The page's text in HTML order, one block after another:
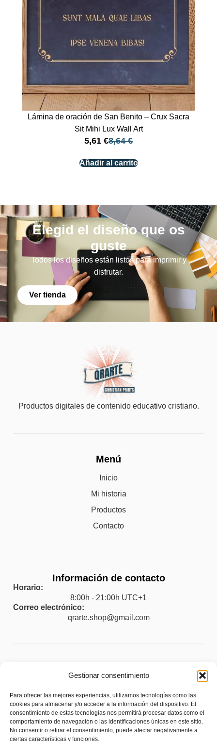
Gestionar consentimiento
Para ofrecer las mejores experiencias, utilizamos tecnologías como las
cookies para almacenar y/o acceder a la información del dispositivo. El
consentimiento de estas tecnologías nos permitirá procesar datos como el
comportamiento de navegación o las identificaciones únicas en este sitio.
No consentir o retirar el consentimiento, puede afectar negativamente a
ciertas características y funciones.
Lámina de oración de San Benito – Crux Sacra
Sit Mihi Lux Wall Art
8,64€
5,61 €
Añadir al carrito
Elegid el diseño que os
guste
Todos los diseños están listos para imprimir y
disfrutar.
Ver tienda
Productos digitales de contenido educativo cristiano.
Menú
Inicio
Mi historia
Productos
Contacto
Información de contacto
Horario:
8:00h - 21:00h UTC+1
Correo electrónico:
qrarte.shop@gmail.com
Política de privacidad
Política de cookies (UE)
Política de envíos y devoluciones